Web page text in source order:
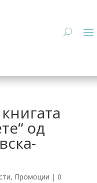
од
, Промоции | 0